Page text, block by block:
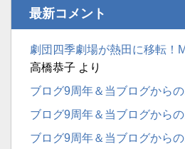
最新コメント
劇団四季劇場が熱田に移転！
高橋恭子 より
ブログ9周年＆当ブログから
ブログ9周年＆当ブログから
ブログ9周年＆当ブログから